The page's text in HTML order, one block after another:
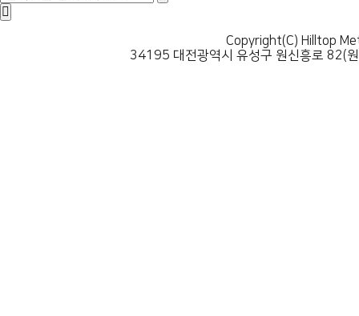
Copyright(C) Hilltop
34195 대전광역시 유성구 원신흥로